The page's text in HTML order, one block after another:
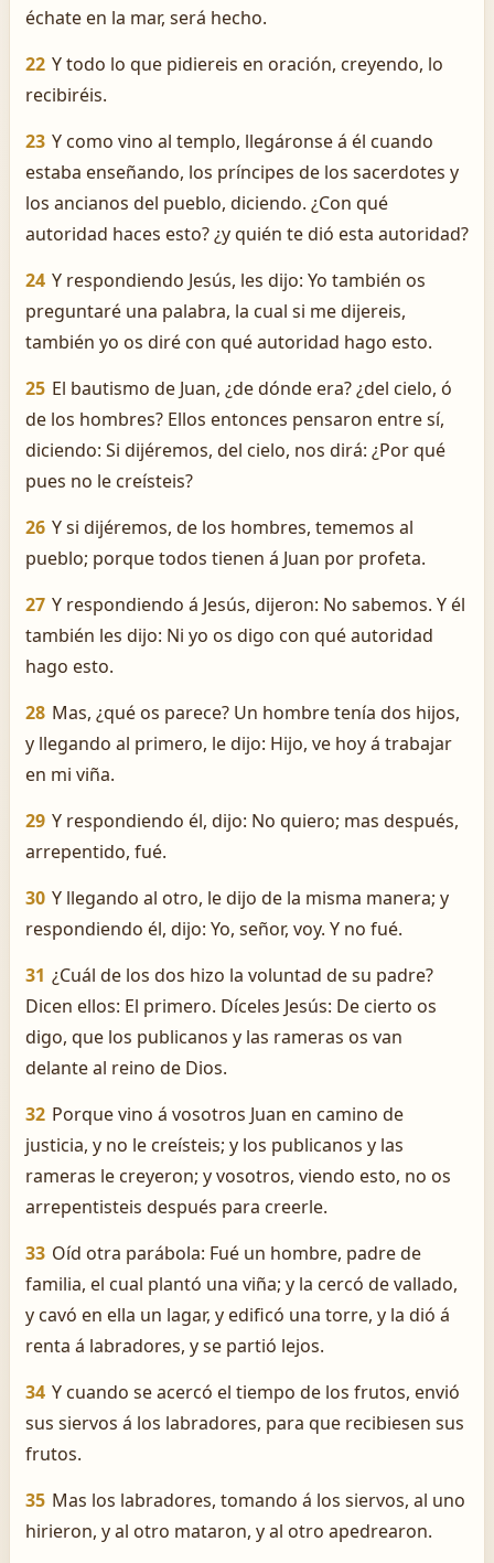
échate en la mar, será hecho.
22 Y todo lo que pidiereis en oración, creyendo, lo
recibiréis.
23 Y como vino al templo, llegáronse á él cuando
estaba enseñando, los príncipes de los sacerdotes y
los ancianos del pueblo, diciendo. ¿Con qué
autoridad haces esto? ¿y quién te dió esta autoridad?
24 Y respondiendo Jesús, les dijo: Yo también os
preguntaré una palabra, la cual si me dijereis,
también yo os diré con qué autoridad hago esto.
25 El bautismo de Juan, ¿de dónde era? ¿del cielo, ó
de los hombres? Ellos entonces pensaron entre sí,
diciendo: Si dijéremos, del cielo, nos dirá: ¿Por qué
pues no le creísteis?
26 Y si dijéremos, de los hombres, tememos al
pueblo; porque todos tienen á Juan por profeta.
27 Y respondiendo á Jesús, dijeron: No sabemos. Y él
también les dijo: Ni yo os digo con qué autoridad
hago esto.
28 Mas, ¿qué os parece? Un hombre tenía dos hijos,
y llegando al primero, le dijo: Hijo, ve hoy á trabajar
en mi viña.
29 Y respondiendo él, dijo: No quiero; mas después,
arrepentido, fué.
30 Y llegando al otro, le dijo de la misma manera; y
respondiendo él, dijo: Yo, señor, voy. Y no fué.
31 ¿Cuál de los dos hizo la voluntad de su padre?
Dicen ellos: El primero. Díceles Jesús: De cierto os
digo, que los publicanos y las rameras os van
delante al reino de Dios.
32 Porque vino á vosotros Juan en camino de
justicia, y no le creísteis; y los publicanos y las
rameras le creyeron; y vosotros, viendo esto, no os
arrepentisteis después para creerle.
33 Oíd otra parábola: Fué un hombre, padre de
familia, el cual plantó una viña; y la cercó de vallado,
y cavó en ella un lagar, y edificó una torre, y la dió á
renta á labradores, y se partió lejos.
34 Y cuando se acercó el tiempo de los frutos, envió
sus siervos á los labradores, para que recibiesen sus
frutos.
35 Mas los labradores, tomando á los siervos, al uno
hirieron, y al otro mataron, y al otro apedrearon.